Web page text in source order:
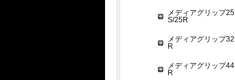
メディアグリップ25
S/25R
メディアグリップ32
R
メディアグリップ44
R